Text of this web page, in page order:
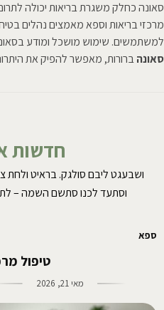
סאונה כחלק משגרת בריאות יכולה
מרכזי בריאות וספא מאמצים נהלים
למשתמשים. שימוש מושכל ומודע
סאונהברורות, מאפשר להפיק את
חדשות
ושבעגט ליבם סולגק. בראיט ולחת
וסתעד לכנו סתשם השמה –
ספא
טיפול
מאי 21, 2026